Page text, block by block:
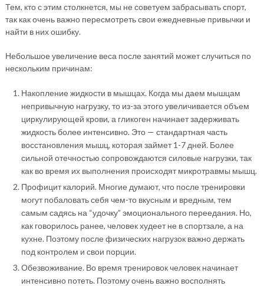
Тем, кто с этим столкнется, мы не советуем забрасывать спорт,
так как очень важно пересмотреть свои ежедневные привычки и
найти в них ошибку.
Небольшое увеличение веса после занятий может случиться по
нескольким причинам:
Накопление жидкости в мышцах. Когда мы даем мышцам
непривычную нагрузку, то из-за этого увеличивается объем
циркулирующей крови, а гликоген начинает задерживать
жидкость более интенсивно. Это — стандартная часть
восстановления мышц, которая займет 1-7 дней. Более
сильной отечностью сопровождаются силовые нагрузки, так
как во время их выполнения происходят микротравмы мышц.
Профицит калорий. Многие думают, что после тренировки
могут побаловать себя чем-то вкусным и вредным, тем
самым садясь на “удочку” эмоционального переедания. Но,
как говорилось ранее, человек худеет не в спортзале, а на
кухне. Поэтому после физических нагрузок важно держать
под контролем и свои порции.
Обезвоживание. Во время тренировок человек начинает
интенсивно потеть. Поэтому очень важно восполнять